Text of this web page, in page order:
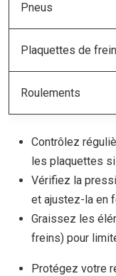
Pneus
Plaquettes de
Roulements
Contrôlez
les plaquettes
Vérifiez la
et ajustez-la en
Graissez les
freins) pour
Protégez votre